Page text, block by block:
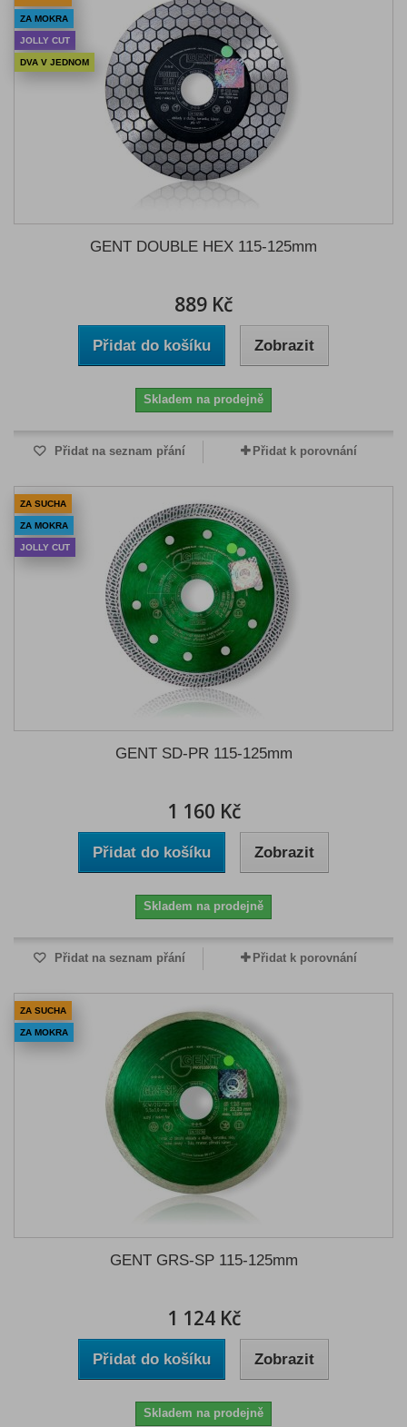
ZA MOKRA
JOLLY CUT
DVA V JEDNOM
GENT DOUBLE HEX 115-125mm
889 Kč
Přidat do košíku Zobrazit
Skladem na prodejně
Přidat na seznam přání Přidat k porovnání
ZA SUCHA
ZA MOKRA
JOLLY CUT
GENT SD-PR 115-125mm
1 160 Kč
Přidat do košíku Zobrazit
Skladem na prodejně
Přidat na seznam přání Přidat k porovnání
ZA SUCHA
ZA MOKRA
GENT GRS-SP 115-125mm
1 124 Kč
Přidat do košíku Zobrazit
Skladem na prodejně